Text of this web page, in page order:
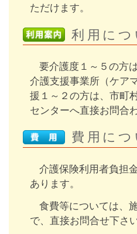
ただけます。
利用につ
要介護度１～５の方
介護支援事業所（ケア
援１～２の方は、市町
センターへ直接お問合
費用につ
介護保険利用者負担
あります。
食費等については、
で、直接お問合せ下さい